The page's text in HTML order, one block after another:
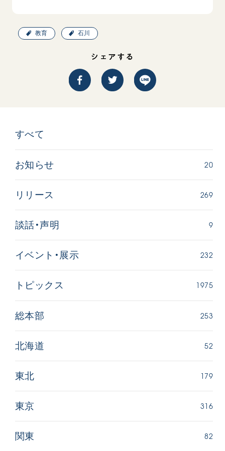
教育 石川
シェアする
すべて
お知らせ 20
リリース 269
談話・声明 9
イベント・展示 232
トピックス 1975
総本部 253
北海道 52
東北 179
東京 316
関東 82